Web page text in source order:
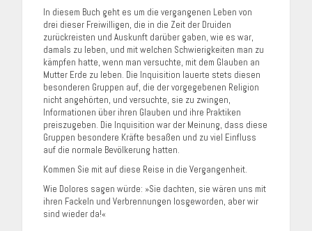
In diesem Buch geht es um die vergangenen Leben von
drei dieser Freiwilligen, die in die Zeit der Druiden
zurückreisten und Auskunft darüber gaben, wie es war,
damals zu leben, und mit welchen Schwierigkeiten man zu
kämpfen hatte, wenn man versuchte, mit dem Glauben an
Mutter Erde zu leben. Die Inquisition lauerte stets diesen
besonderen Gruppen auf, die der vorgegebenen Religion
nicht angehörten, und versuchte, sie zu zwingen,
Informationen über ihren Glauben und ihre Praktiken
preiszugeben. Die Inquisition war der Meinung, dass diese
Gruppen besondere Kräfte besaßen und zu viel Einfluss
auf die normale Bevölkerung hatten.
Kommen Sie mit auf diese Reise in die Vergangenheit.
Wie Dolores sagen würde: »Sie dachten, sie wären uns mit
ihren Fackeln und Verbrennungen losgeworden, aber wir
sind wieder da!«